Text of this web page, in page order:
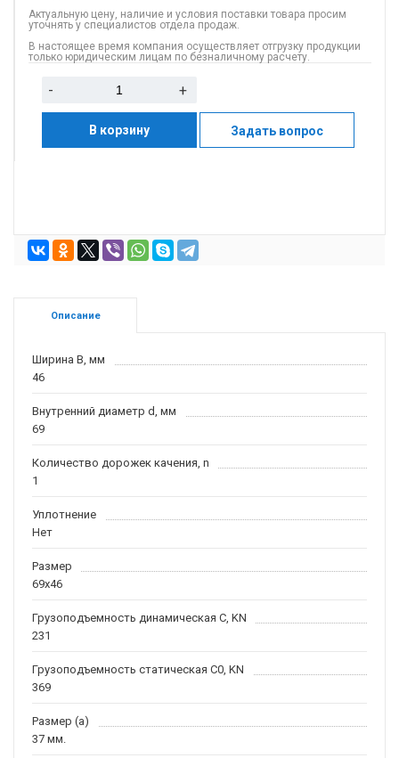
Актуальную цену, наличие и условия поставки товара просим
уточнять у специалистов отдела продаж.
В настоящее время компания осуществляет отгрузку продукции
только юридическим лицам по безналичному расчету.
- +
В корзину Задать вопрос
Описание
Ширина B, мм
46
Внутренний диаметр d, мм
69
Количество дорожек качения, n
1
Уплотнение
Нет
Размер
69x46
Грузоподъемность динамическая C, KN
231
Грузоподъемность статическая C0, KN
369
Размер (a)
37 мм.